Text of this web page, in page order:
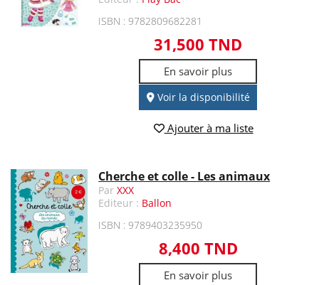
ISBN : 9782809682281
31,500 TND
En savoir plus
Voir la disponibilité
Ajouter à ma liste
Cherche et colle - Les animaux
ParXXX
Editeur : Ballon
ISBN : 9789403235950
8,400 TND
En savoir plus